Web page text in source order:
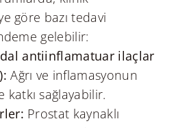
göre bazı tedavi
gelebilir:
antiinflamatuar ilaçlar
Ağrı ve inflamasyonun
sağlayabilir.
Prostat kaynaklı